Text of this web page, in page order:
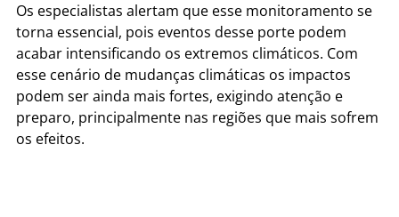
Os especialistas alertam que esse monitoramento se
torna essencial, pois eventos desse porte podem
acabar intensificando os extremos climáticos. Com
esse cenário de mudanças climáticas os impactos
podem ser ainda mais fortes, exigindo atenção e
preparo, principalmente nas regiões que mais sofrem
os efeitos.